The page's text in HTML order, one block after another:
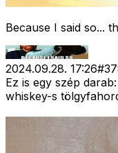
Because I said so...
2024.09.28. 17:26#
Ez is egy szép
whiskey-s